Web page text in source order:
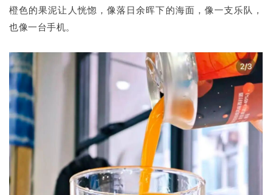
橙色的果泥让人恍惚，像落日余晖下的海面，像一支乐队，
也像一台手机。